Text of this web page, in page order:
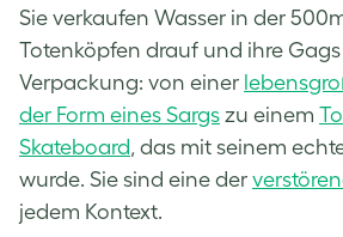
Sie verkaufen Wasser in der
Totenköpfen drauf und ihre
Verpackung: von einer
der Form eines Sargs zu einem
Skateboard, das mit seinem
wurde. Sie sind eine der
jedem Kontext.